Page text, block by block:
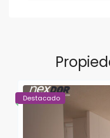
Destacado